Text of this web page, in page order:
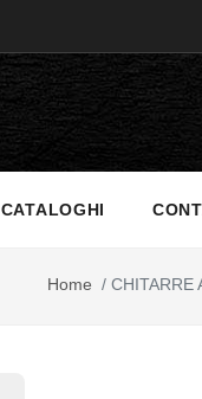
CATALOGHI
Home / CHITARRE